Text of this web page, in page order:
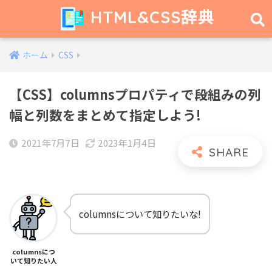
HTML&CSS辞典
ホーム CSS
【CSS】columnsプロパティで段組みの列
幅と列数をまとめて指定しよう!
2021年7月7日 2023年1月4日
columnsにつ
いて知りたい人
columnsについて知りたいな!